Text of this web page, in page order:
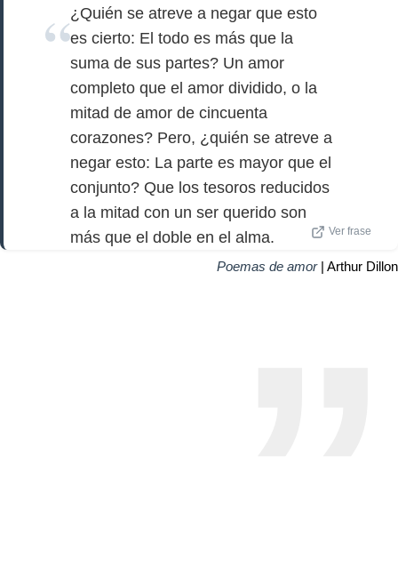
¿Quién se atreve a negar que esto
es cierto: El todo es más que la
suma de sus partes? Un amor
completo que el amor dividido, o la
mitad de amor de cincuenta
corazones? Pero, ¿quién se atreve a
negar esto: La parte es mayor que el
conjunto? Que los tesoros reducidos
a la mitad con un ser querido son
más que el doble en el alma.
Ver frase
Poemas de amor| Arthur Dillon